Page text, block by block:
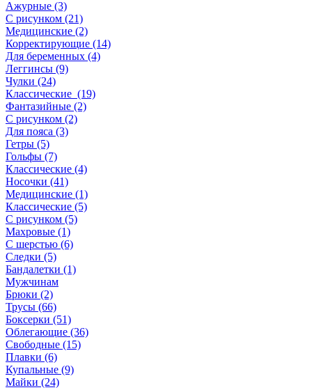
Ажурные (3)
С рисунком (21)
Медицинские (2)
Корректирующие (14)
Для беременных (4)
Леггинсы (9)
Чулки (24)
Классические (19)
Фантазийные (2)
С рисунком (2)
Для пояса (3)
Гетры (5)
Гольфы (7)
Классические (4)
Носочки (41)
Медицинские (1)
Классические (5)
С рисунком (5)
Махровые (1)
С шерстью (6)
Следки (5)
Бандалетки (1)
Мужчинам
Брюки (2)
Трусы (66)
Боксерки (51)
Облегающие (36)
Свободные (15)
Плавки (6)
Купальные (9)
Майки (24)